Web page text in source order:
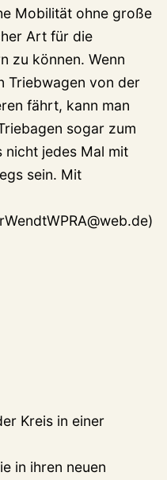
Mobilität ohne große
Art für die
zu können. Wenn
Triebwagen von der
fährt, kann man
sogar zum
nicht jedes Mal mit
sein. Mit
Kreis in einer
in ihren neuen